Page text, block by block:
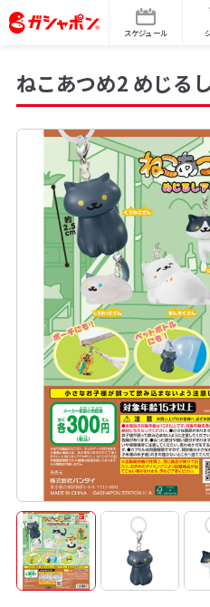
スケジュール
ねこあつめ2 めじる